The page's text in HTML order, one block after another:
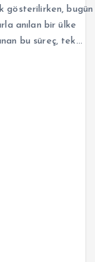
gösterilirken, bugün
anılan bir ülke
bu süreç, tek…